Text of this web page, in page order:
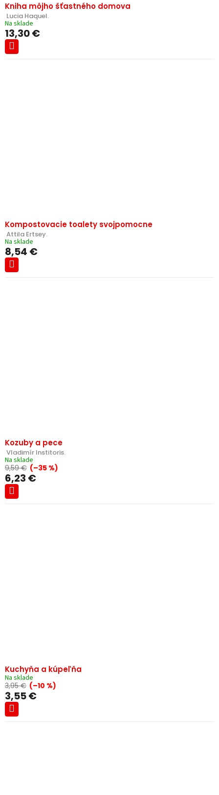
Kniha môjho šťastného domova
Lucia Haquel.
Na sklade
13,30 €
Kompostovacie toalety svojpomocne
Attila Ertsey.
Na sklade
8,54 €
Kozuby a pece
Vladimír Institoris.
Na sklade
9,59 € (–35 %)
6,23 €
Kuchyňa a kúpeľňa
Na sklade
3,95 € (–10 %)
3,55 €